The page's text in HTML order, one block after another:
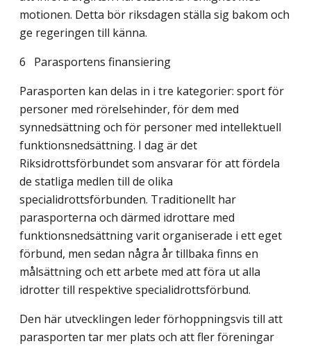
motionen. Detta bör riksdagen ställa sig bakom och
ge regeringen till känna.
6 Parasportens finansiering
Parasporten kan delas in i tre kategorier: sport för
personer med rörelsehinder, för dem med
synnedsättning och för personer med intellektuell
funktionsnedsättning. I dag är det
Riksidrottsförbundet som ansvarar för att fördela
de statliga medlen till de olika
specialidrottsförbunden. Traditionellt har
parasporterna och därmed idrottare med
funktionsnedsättning varit organiserade i ett eget
förbund, men sedan några år tillbaka finns en
målsättning och ett arbete med att föra ut alla
idrotter till respektive special­idrottsförbund.
Den här utvecklingen leder förhoppningsvis till att
parasporten tar mer plats och att fler föreningar